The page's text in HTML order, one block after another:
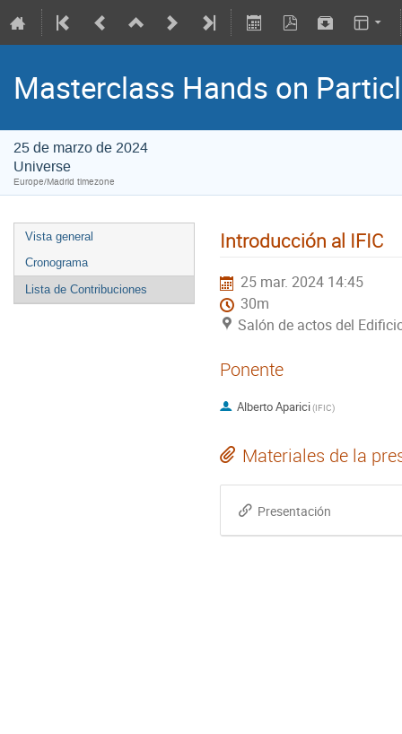
Masterclass Hands on
25 de marzo de 2024
Universe
Europe/Madrid timezone
Vista general
Cronograma
Lista de Contribuciones
Introducción al IFIC
25 mar. 2024 14:45
30m
Salón de actos del
Ponente
Alberto Aparici(IFIC)
Materiales de la
Presentación